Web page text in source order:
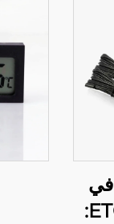
في
درجة الحرارة ETC-974: